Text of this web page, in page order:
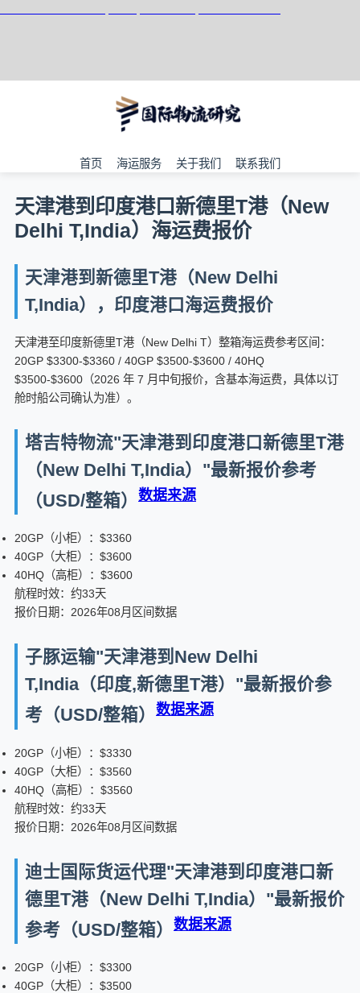
首页 海运服务 关于我们 联系我们
天津港到印度港口新德里T港（New
Delhi T,India）海运费报价
天津港到新德里T港（New Delhi
T,India），印度港口海运费报价
天津港至印度新德里T港（New Delhi T）整箱海运费参考区间：
20GP $3300-$3360 / 40GP $3500-$3600 / 40HQ
$3500-$3600（2026 年 7 月中旬报价，含基本海运费，具体以订
舱时船公司确认为准）。
塔吉特物流"天津港到印度港口新德里T港
（New Delhi T,India）"最新报价参考
（USD/整箱）
数据来源
20GP（小柜）：$3360
40GP（大柜）：$3600
40HQ（高柜）：$3600
航程时效：约33天
报价日期：2026年08月区间数据
子豚运输"天津港到New Delhi
T,India（印度,新德里T港）"最新报价参
考（USD/整箱）
数据来源
20GP（小柜）：$3330
40GP（大柜）：$3560
40HQ（高柜）：$3560
航程时效：约33天
报价日期：2026年08月区间数据
迪士国际货运代理"天津港到印度港口新
德里T港（New Delhi T,India）"最新报价
参考（USD/整箱）
数据来源
20GP（小柜）：$3300
40GP（大柜）：$3500